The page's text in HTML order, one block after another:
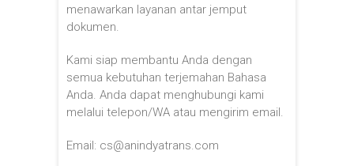
menawarkan layanan antar jemput
dokumen.
Kami siap membantu Anda dengan
semua kebutuhan terjemahan Bahasa
Anda. Anda dapat menghubungi kami
melalui telepon/WA atau mengirim email.
Email: cs@anindyatrans.com